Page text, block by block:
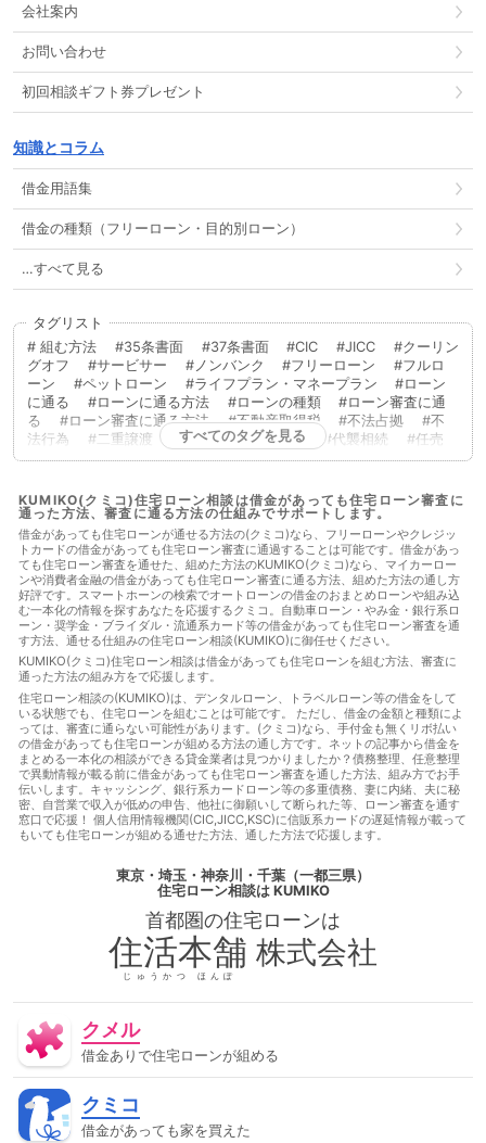
会社案内
お問い合わせ
初回相談ギフト券プレゼント
知識とコラム
借金用語集
借金の種類（フリーローン・目的別ローン）
…すべて見る
タグリスト
組む方法
35条書面 37条書面 CIC JICC
クーリン
グオフ
サービサー ノンバンク フリーローン
フルロ
ーン
ペットローン ライフプラン・マネープラン
ローン
に通る
ローンに通る方法 ローンの種類
ローン審査に通
る
ローン審査に通る方法 不動産取得税 不法占拠
不
法行為
二重譲渡 代物弁済 代理人 代襲相続
任売
任意売却
低層住居専用地域 住宅ローン
住宅ローンに通
商品
住宅ローン審査 住宅ローン審査に通る
住宅ローン
審査に通る方法
住宅ローン相談 住宅購入
使用者責任
使用貸借
保佐人 個人信用情報 借地借家法
借地権
借金
借金あってもローンに通った
借金あってもローンに通
る
借金あってもローンに通る方法
借金あってもローン審査
に通る
借金あってもローン審査に通る方法
借金あっても住
宅ローンに通る
借金あっても住宅ローンに通る方法
借金あ
っても住宅ローン審査に通る
借金あっても住宅ローン審査に通
る方法
借金あっても審査に通る
借金あっても審査に通る方
法
借金あっても通る 借金あっても通る方法
借金があっ
てもローンに通る
借金があってもローンに通る方法
あってもローン審査に通る
借金があってもローン審査に通る方
法
借金があっても住宅ローンに通る
借金があっても住宅ロ
ーンに通る方法
借金があっても住宅ローンを組む
借金があ
っても住宅ローン審査に通る
借金があっても住宅ローン審査に
通る方法
借金があっても住宅ローン審査に通る方法
借金が
あっても住宅ローン審査に通過することは可能
借金があっても
審査に通る
借金があっても審査に通る
借金があっても審査
に通る方法
借金があっても通る 借金があっても通る
借
金があっても通る方法
借金があってローンに通る
ってローンに通る方法
借金があってローン審査に通る
があってローン審査に通る方法
借金があって住宅ローンに通
借金があって住宅ローンに通る方法
借金があって住宅ロ
借金があって住宅ローン審査に通る方法
金があって審査に通る
借金があって審査に通る方法
借金があって通る方法 停止条件
債権譲渡 入札
危険負担
原価法
取引事例比較法
取消権 合意解除
行
固定資産税 固定金利 土地
然果実
地権
容積率
る方法
専有部分 建ぺい率
すべてのタグを見る
KUMIKO(クミコ)住宅ローン相談は借金があっても住宅ローン審査に
通った方法、審査に通る方法の仕組みでサポートします。
借金があっても住宅ローンが通せる方法の(クミコ)なら、フリーローンやクレジッ
トカードの借金があっても住宅ローン審査に通過することは可能です。借金があっ
ても住宅ローン審査を通せた、組めた方法のKUMIKO(クミコ)なら、マイカーロー
ンや消費者金融の借金があっても住宅ローン審査に通る方法、組めた方法の通し方
好評です。スマートホーンの検索でオートローンの借金のおまとめローンや組み込
む一本化の情報を探すあなたを応援するクミコ。自動車ローン・やみ金・銀行系ロ
ーン・奨学金・ブライダル・流通系カード等の借金があっても住宅ローン審査を通
す方法、通せる仕組みの住宅ローン相談(KUMIKO)に御任せください。
KUMIKO(クミコ)住宅ローン相談は借金があっても住宅ローンを組む方法、審査に
通った方法の組み方をで応援します。
住宅ローン相談の(KUMIKO)は、デンタルローン、トラベルローン等の借金をして
いる状態でも、住宅ローンを組むことは可能です。 ただし、借金の金額と種類によ
っては、審査に通らない可能性があります。(クミコ)なら、手付金も無くリボ払い
の借金があっても住宅ローンが組める方法の通し方です。ネットの記事から借金を
まとめる一本化の相談ができる貸金業者は見つかりましたか？債務整理、任意整理
で異動情報が載る前に借金があっても住宅ローン審査を通した方法、組み方でお手
伝いします。キャッシング、銀行系カードローン等の多重債務、妻に内緒、夫に秘
密、自営業で収入が低めの申告、他社に御願いして断られた等、ローン審査を通す
窓口で応援！ 個人信用情報機関(CIC,JICC,KSC)に信販系カードの遅延情報が載って
もいても住宅ローンが組める通せた方法、通した方法で応援します。
東京・埼玉・神奈川・千葉（一都三県）
住宅ローン相談は KUMIKO
首都圏の住宅ローンは
住活本舗
じゅうかつ ほんぽ
株式会社
クメル
借金ありで住宅ローンが組める
クミコ
借金があっても家を買えた